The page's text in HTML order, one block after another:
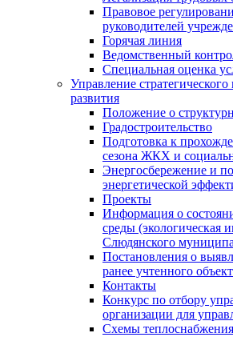
Правовое
руководителей
Горячая линия
Ведомственный
Специальная оценка
Управление
развития
Положение о
Градостроительство
Подготовка к
сезона ЖКХ и
Энергосбережение и
энергетической
Проекты
Информация о
среды (экологическая
Слюдянского
Постановления о
ранее учтенного
Контакты
Конкурс по отбору
организации для
Схемы